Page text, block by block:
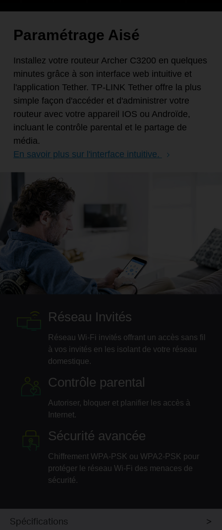
Paramétrage Aisé
Installez votre routeur Archer C3200 en quelques
minutes grâce à son interface web intuitive et
l'application Tether. TP-LINK Tether offre la plus
simple façon d'accéder et d'administrer votre
routeur avec votre appareil IOS ou Androïde,
incluant le contrôle parental et le partage de
média.
En savoir plus sur l'interface intuitive.
Réseau Invités
Réseau Wi-Fi invités offrant un accès sans fil
à vos invités en les isolant de votre réseau
domestique.
Contrôle parental
Autoriser, bloquer et planifier les accès à
Internet.
Sécurité avancée
Chiffrement WPA-PSK ou WPA2-PSK pour
protéger le réseau Wi-Fi des menaces de
sécurité.
Spécifications